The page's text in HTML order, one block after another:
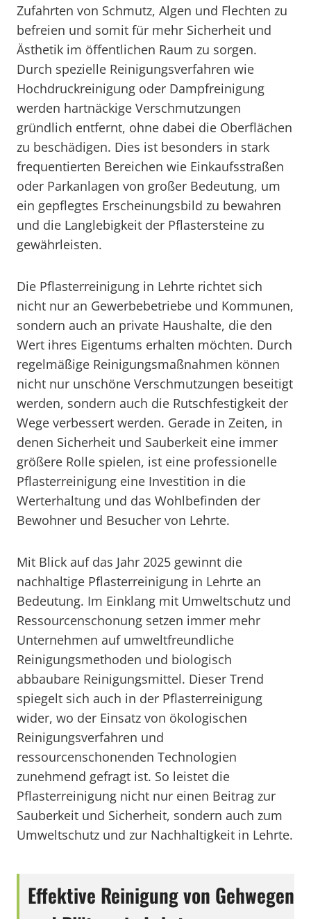
Zufahrten von Schmutz, Algen und Flechten zu
befreien und somit für mehr Sicherheit und
Ästhetik im öffentlichen Raum zu sorgen.
Durch spezielle Reinigungsverfahren wie
Hochdruckreinigung oder Dampfreinigung
werden hartnäckige Verschmutzungen
gründlich entfernt, ohne dabei die Oberflächen
zu beschädigen. Dies ist besonders in stark
frequentierten Bereichen wie Einkaufsstraßen
oder Parkanlagen von großer Bedeutung, um
ein gepflegtes Erscheinungsbild zu bewahren
und die Langlebigkeit der Pflastersteine zu
gewährleisten.
Die Pflasterreinigung in Lehrte richtet sich
nicht nur an Gewerbebetriebe und Kommunen,
sondern auch an private Haushalte, die den
Wert ihres Eigentums erhalten möchten. Durch
regelmäßige Reinigungsmaßnahmen können
nicht nur unschöne Verschmutzungen beseitigt
werden, sondern auch die Rutschfestigkeit der
Wege verbessert werden. Gerade in Zeiten, in
denen Sicherheit und Sauberkeit eine immer
größere Rolle spielen, ist eine professionelle
Pflasterreinigung eine Investition in die
Werterhaltung und das Wohlbefinden der
Bewohner und Besucher von Lehrte.
Mit Blick auf das Jahr 2025 gewinnt die
nachhaltige Pflasterreinigung in Lehrte an
Bedeutung. Im Einklang mit Umweltschutz und
Ressourcenschonung setzen immer mehr
Unternehmen auf umweltfreundliche
Reinigungsmethoden und biologisch
abbaubare Reinigungsmittel. Dieser Trend
spiegelt sich auch in der Pflasterreinigung
wider, wo der Einsatz von ökologischen
Reinigungsverfahren und
ressourcenschonenden Technologien
zunehmend gefragt ist. So leistet die
Pflasterreinigung nicht nur einen Beitrag zur
Sauberkeit und Sicherheit, sondern auch zum
Umweltschutz und zur Nachhaltigkeit in Lehrte.
Effektive Reinigung von Gehwegen